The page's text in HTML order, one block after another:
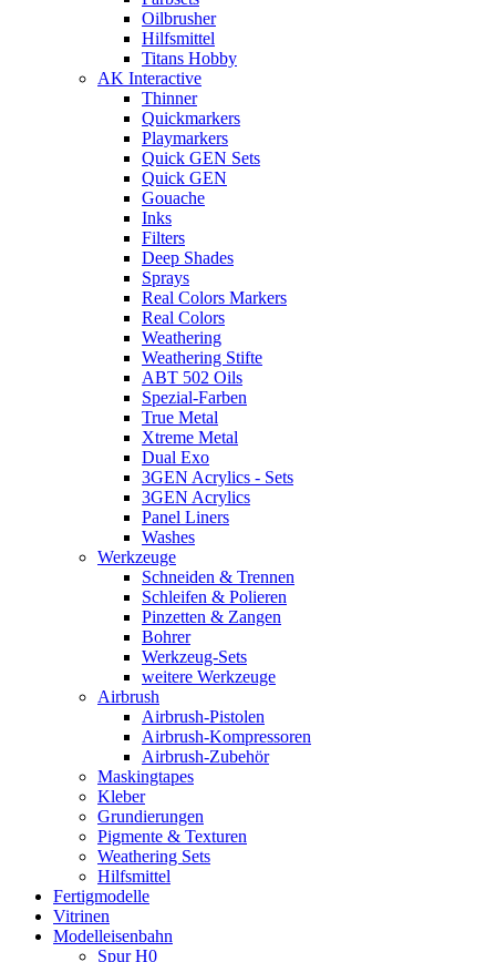
Oilbrusher
Hilfsmittel
Titans Hobby
AK Interactive
Thinner
Quickmarkers
Playmarkers
Quick GEN Sets
Quick GEN
Gouache
Inks
Filters
Deep Shades
Sprays
Real Colors Markers
Real Colors
Weathering
Weathering Stifte
ABT 502 Oils
Spezial-Farben
True Metal
Xtreme Metal
Dual Exo
3GEN Acrylics - Sets
3GEN Acrylics
Panel Liners
Washes
Werkzeuge
Schneiden & Trennen
Schleifen & Polieren
Pinzetten & Zangen
Bohrer
Werkzeug-Sets
weitere Werkzeuge
Airbrush
Airbrush-Pistolen
Airbrush-Kompressoren
Airbrush-Zubehör
Maskingtapes
Kleber
Grundierungen
Pigmente & Texturen
Weathering Sets
Hilfsmittel
Fertigmodelle
Vitrinen
Modelleisenbahn
Spur H0